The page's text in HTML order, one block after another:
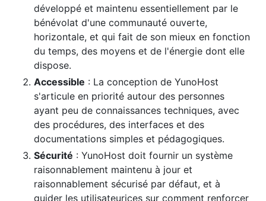
développé et maintenu essentiellement par le
bénévolat d'une communauté ouverte,
horizontale, et qui fait de son mieux en fonction
du temps, des moyens et de l'énergie dont elle
dispose.
Accessible : La conception de YunoHost
s'articule en priorité autour des personnes
ayant peu de connaissances techniques, avec
des procédures, des interfaces et des
documentations simples et pédagogiques.
Sécurité : YunoHost doit fournir un système
raisonnablement maintenu à jour et
raisonnablement sécurisé par défaut, et à
guider les utilisateurices sur comment renforcer